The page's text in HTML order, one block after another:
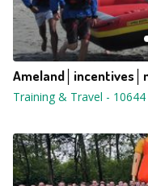
Training & Travel - 10644